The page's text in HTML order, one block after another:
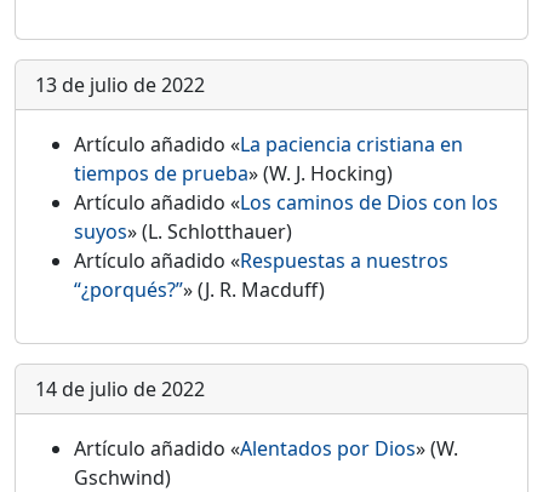
13 de julio de 2022
Artículo añadido «La paciencia cristiana en
tiempos de prueba» (W. J. Hocking)
Artículo añadido «Los caminos de Dios con los
suyos» (L. Schlotthauer)
Artículo añadido «Respuestas a nuestros
“¿porqués?”» (J. R. Macduff)
14 de julio de 2022
Artículo añadido «Alentados por Dios» (W.
Gschwind)